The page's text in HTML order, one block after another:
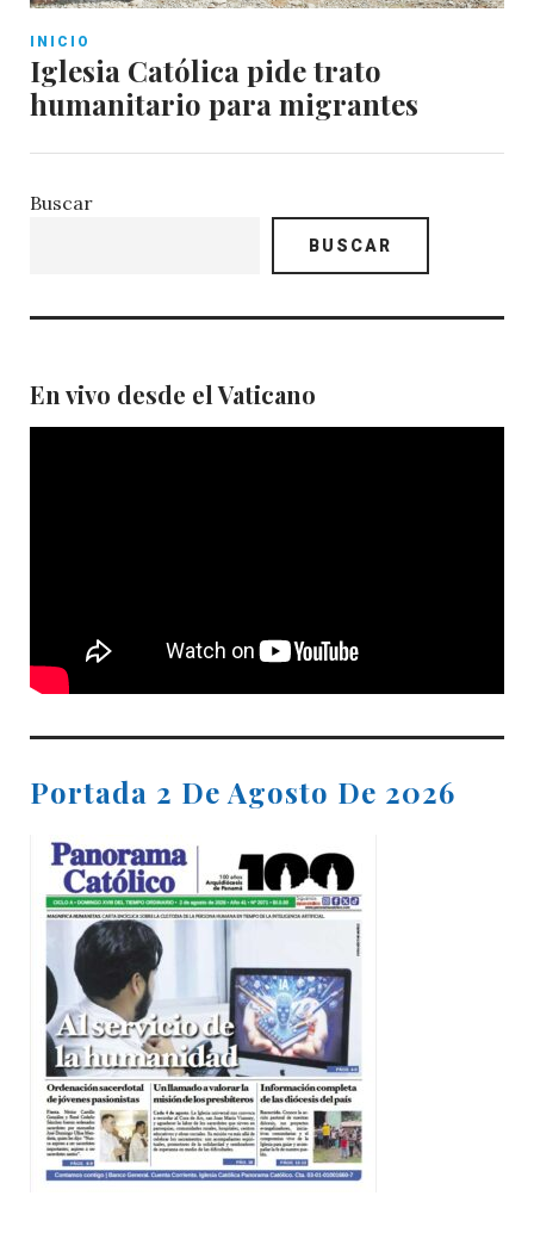
INICIO
Iglesia Católica pide trato
humanitario para migrantes
Buscar
BUSCAR
En vivo desde el Vaticano
Portada 2 De Agosto De 2026